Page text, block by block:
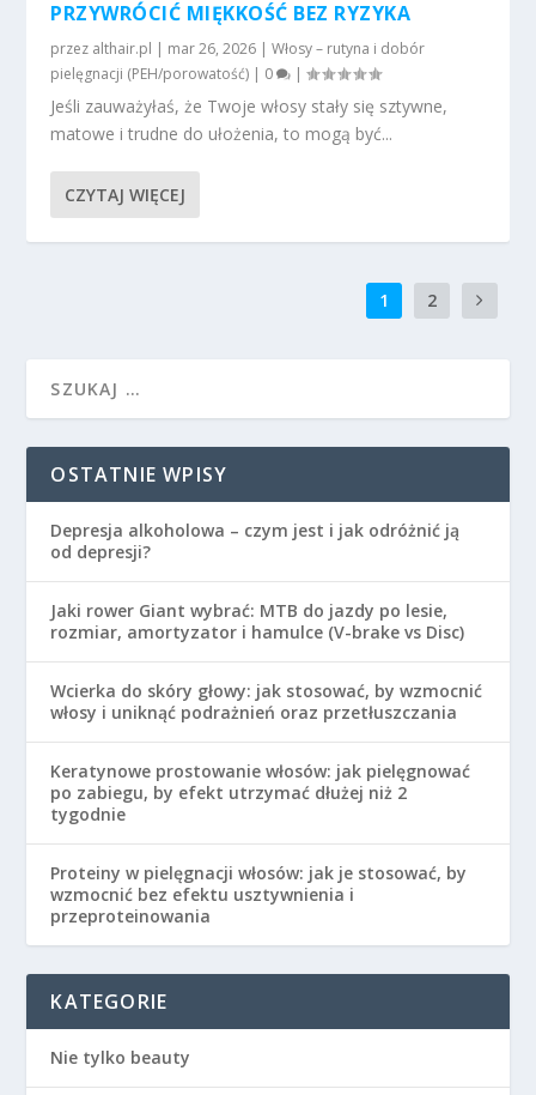
PRZYWRÓCIĆ MIĘKKOŚĆ BEZ RYZYKA
przez althair.pl | mar 26, 2026 |Włosy – rutyna i dobór
pielęgnacji (PEH/porowatość) | 0 |
Jeśli zauważyłaś, że Twoje włosy stały się sztywne,
matowe i trudne do ułożenia, to mogą być...
CZYTAJ WIĘCEJ
1 2
OSTATNIE WPISY
Depresja alkoholowa – czym jest i jak odróżnić ją
od depresji?
Jaki rower Giant wybrać: MTB do jazdy po lesie,
rozmiar, amortyzator i hamulce (V-brake vs Disc)
Wcierka do skóry głowy: jak stosować, by wzmocnić
włosy i uniknąć podrażnień oraz przetłuszczania
Keratynowe prostowanie włosów: jak pielęgnować
po zabiegu, by efekt utrzymać dłużej niż 2
tygodnie
Proteiny w pielęgnacji włosów: jak je stosować, by
wzmocnić bez efektu usztywnienia i
przeproteinowania
KATEGORIE
Nie tylko beauty